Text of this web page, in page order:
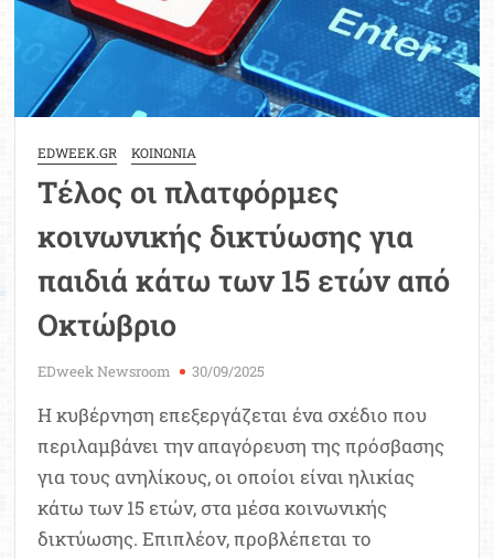
σε
ιστοτόπους
κοινωνικής
EDWEEK.GR ΚΟΙΝΩΝΙΑ
Τέλος οι πλατφόρμες
κοινωνικής δικτύωσης για
παιδιά κάτω των 15 ετών από
Οκτώβριο
EDweek Newsroom 30/09/2025
Η κυβέρνηση επεξεργάζεται ένα σχέδιο που
περιλαμβάνει την απαγόρευση της πρόσβασης
για τους ανηλίκους, οι οποίοι είναι ηλικίας
κάτω των 15 ετών, στα μέσα κοινωνικής
δικτύωσης. Επιπλέον, προβλέπεται το